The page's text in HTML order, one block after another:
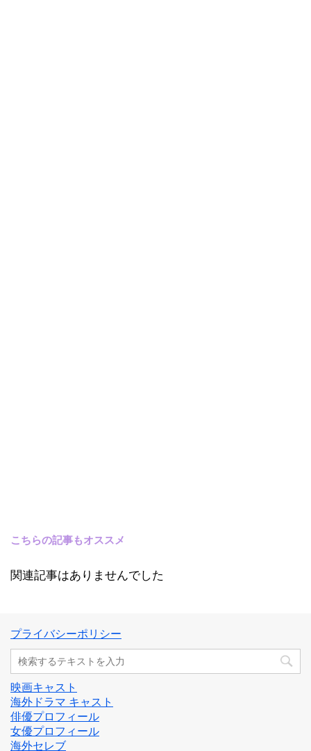
こちらの記事もオススメ
関連記事はありませんでした
プライバシーポリシー
映画キャスト
海外ドラマ キャスト
俳優プロフィール
女優プロフィール
海外セレブ